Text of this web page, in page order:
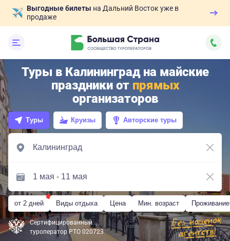
Выгодные билеты на Дальний Восток уже в
продаже
Туры в Калининград на майские
праздники от прямых
организаторов
Туры Круизы Авторские туры
от 2 дней Виды отдыха Цена Мин. возраст Проживание
Сертифицированный
туроператор РТО 020723